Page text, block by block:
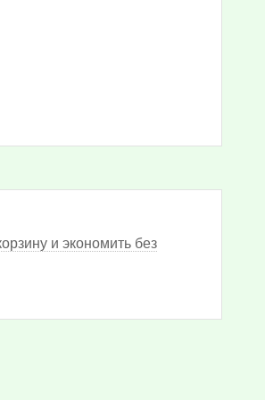
и экономить без